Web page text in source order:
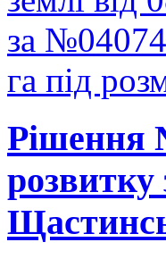
за
га під
Рішення
розвитку